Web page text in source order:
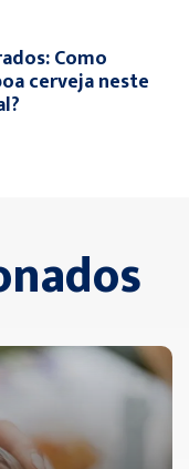
Como
cerveja neste